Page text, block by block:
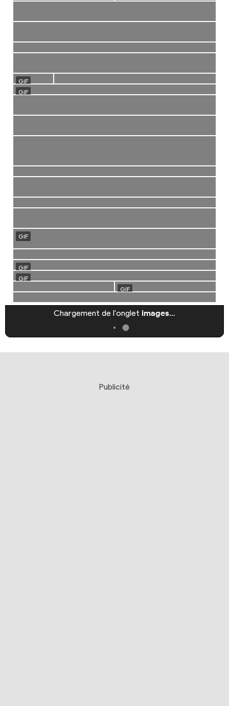
Chargement de l'onglet images…
Publicité